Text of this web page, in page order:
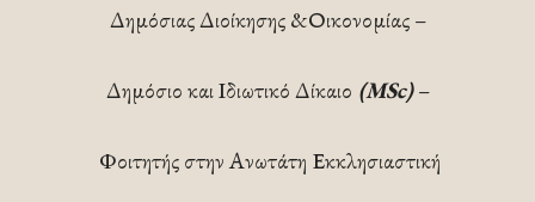
Δημόσιας Διοίκησης &Οικονομίας –
Δημόσιο και Ιδιωτικό Δίκαιο (MSc)–
Φοιτητής στην Ανωτάτη Εκκλησιαστική